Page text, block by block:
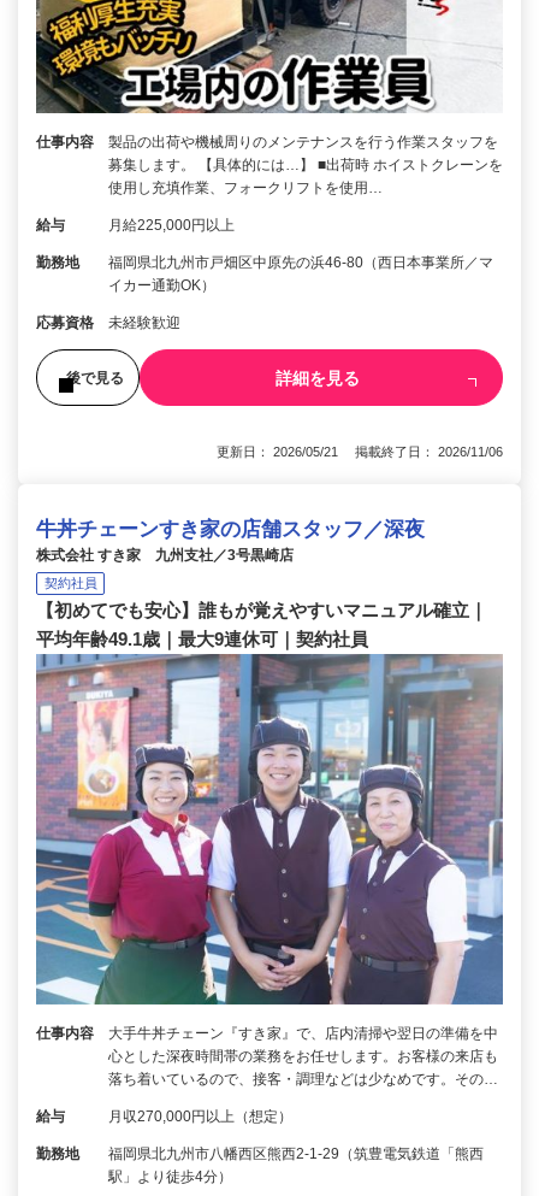
仕事内容
製品の出荷や機械周りのメンテナンスを行う作業スタッフを
募集します。 【具体的には…】 ■出荷時 ホイストクレーンを
使用し充填作業、フォークリフトを使用…
給与 月給225,000円以上
勤務地
福岡県北九州市戸畑区中原先の浜46-80（西日本事業所／マ
イカー通勤OK）
応募資格 未経験歓迎
後で見る 詳細を見る
更新日： 2026/05/21 掲載終了日： 2026/11/06
牛丼チェーンすき家の店舗スタッフ／深夜
株式会社 すき家 九州支社／3号黒崎店
契約社員
【初めてでも安心】誰もが覚えやすいマニュアル確立｜
平均年齢49.1歳｜最大9連休可｜契約社員
仕事内容
大手牛丼チェーン『すき家』で、店内清掃や翌日の準備を中
心とした深夜時間帯の業務をお任せします。お客様の来店も
落ち着いているので、接客・調理などは少なめです。その…
給与 月収270,000円以上（想定）
勤務地
福岡県北九州市八幡西区熊西2-1-29（筑豊電気鉄道「熊西
駅」より徒歩4分）